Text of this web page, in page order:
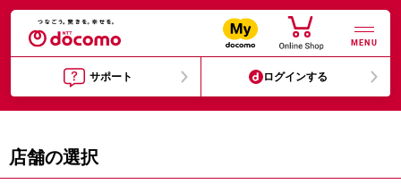
MENU
サポート ログインする
店舗の選択